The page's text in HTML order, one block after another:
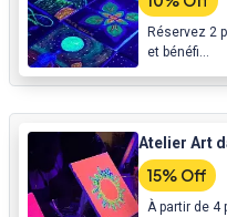
Réservez 2
et bénéfi...
Atelier Art
15% Off
À partir de 4